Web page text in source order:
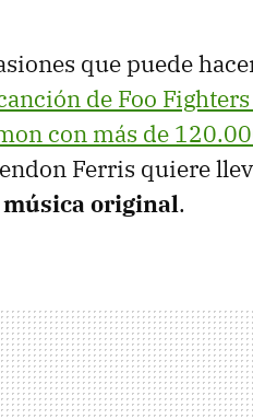
que puede
de Foo
con más de
Ferris quiere
original.